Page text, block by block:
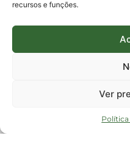
recursos e funções.
Ver
Política
Para assuntos
Para assuntos
plataforma@fapesc.sc.gov.br
Jair Artur da Silva
km 01, Módulo 12A,